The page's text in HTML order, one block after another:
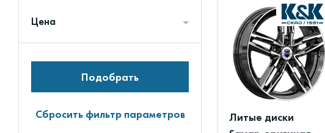
Цена
Подобрать
Сбросить фильтр параметров
Литые диски